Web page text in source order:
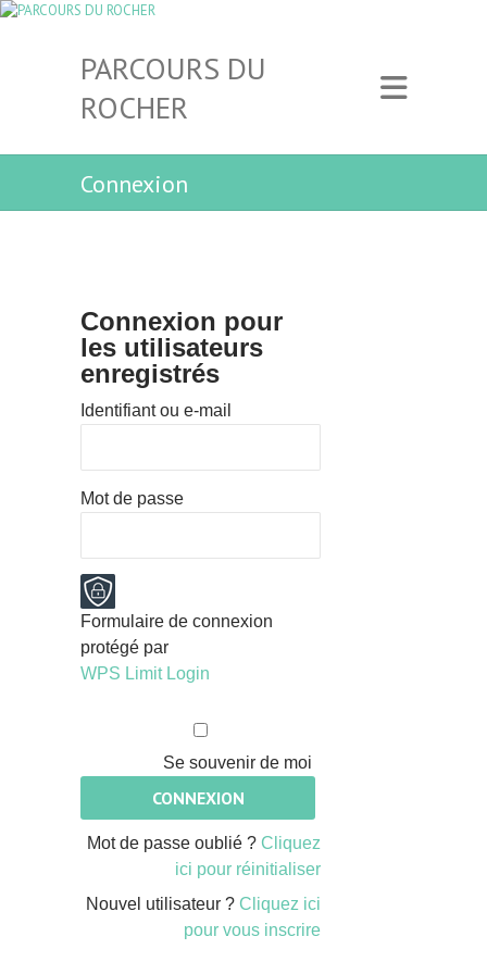
PARCOURS DU
ROCHER
Connexion
Connexion pour
les utilisateurs
enregistrés
Identifiant ou e-mail
Mot de passe
Formulaire de connexion
protégé par
WPS Limit Login
Se souvenir de moi
Mot de passe oublié ? Cliquez
ici pour réinitialiser
Nouvel utilisateur ? Cliquez ici
pour vous inscrire